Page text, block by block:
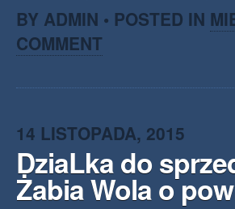
BY ADMIN • POSTED IN
COMMENT
14 LISTOPADA, 2015
DziaLka do
Żabia Wola o